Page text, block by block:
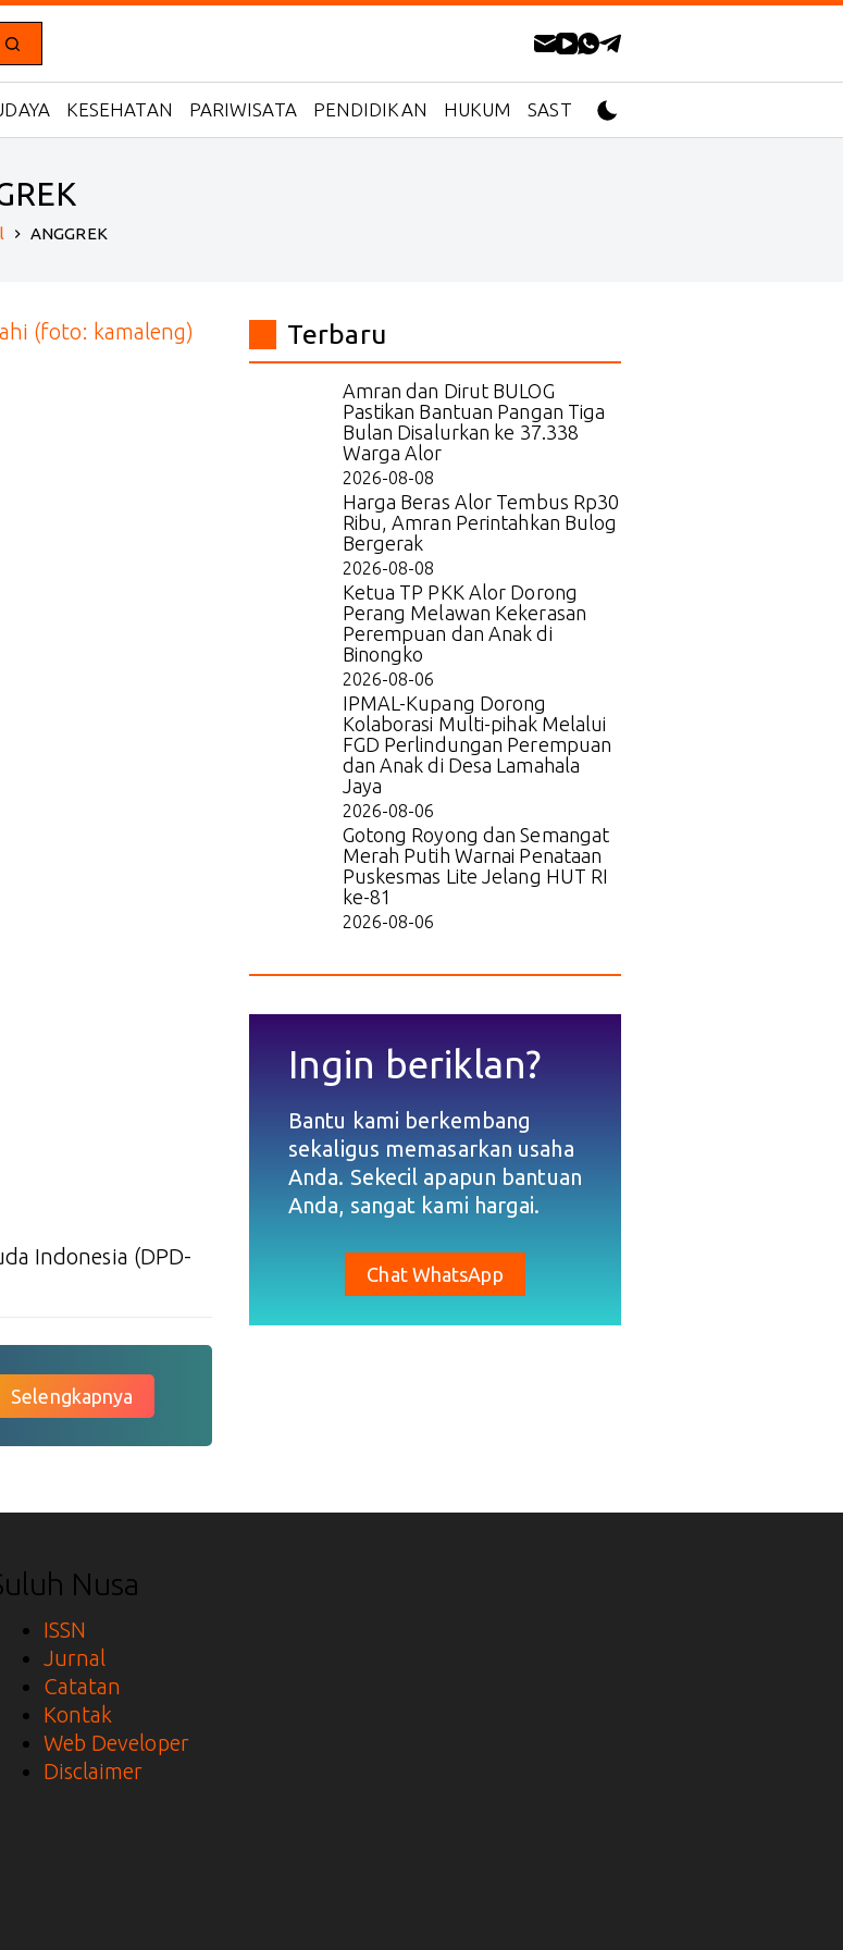
KESEHATAN PARIWISATA PENDIDIKAN HUKUM SASTRA
ANGGREK
Indonesia (DPD-
Selengkapnya
Terbaru
Amran dan Dirut BULOG
Pastikan Bantuan Pangan Tiga
Bulan Disalurkan ke 37.338
Warga Alor
2026-08-08
Harga Beras Alor Tembus Rp30
Ribu, Amran Perintahkan Bulog
Bergerak
2026-08-08
Ketua TP PKK Alor Dorong
Perang Melawan Kekerasan
Perempuan dan Anak di
Binongko
2026-08-06
IPMAL-Kupang Dorong
Kolaborasi Multi-pihak Melalui
FGD Perlindungan Perempuan
dan Anak di Desa Lamahala
Jaya
2026-08-06
Gotong Royong dan Semangat
Merah Putih Warnai Penataan
Puskesmas Lite Jelang HUT RI
ke-81
2026-08-06
Ingin beriklan?
Bantu kami berkembang
sekaligus memasarkan usaha
Anda. Sekecil apapun bantuan
Anda, sangat kami hargai.
Chat WhatsApp
Nusa
ISSN
Jurnal
Catatan
Kontak
Web Developer
Disclaimer